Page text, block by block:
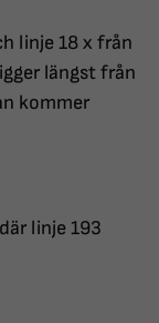
linje 18 x från
längst från
kommer
linje 193